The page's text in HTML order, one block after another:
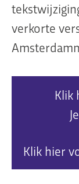
verkorte
Klik
Klik hier